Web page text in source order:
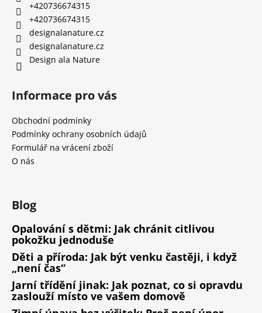
+420736674315
+420736674315
designalanature.cz
designalanature.cz
Design ala Nature
Informace pro vás
Obchodní podmínky
Podmínky ochrany osobních údajů
Formulář na vrácení zboží
O nás
Blog
Opalování s dětmi: Jak chránit citlivou
pokožku jednoduše
Děti a příroda: Jak být venku častěji, i když
„není čas“
Jarní třídění jinak: Jak poznat, co si opravdu
zaslouží místo ve vašem domově